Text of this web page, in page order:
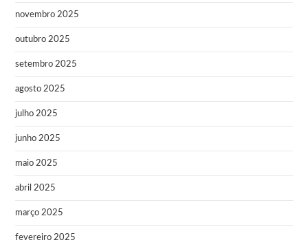
novembro 2025
outubro 2025
setembro 2025
agosto 2025
julho 2025
junho 2025
maio 2025
abril 2025
março 2025
fevereiro 2025